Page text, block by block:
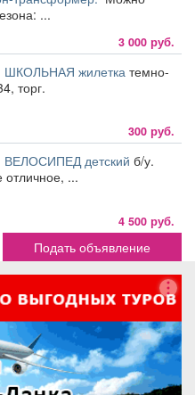
...
3 000 руб.
жилеткатемно-
торг.
300 руб.
детский б/у.
отличное, ...
4 500 руб.
Подать объявление